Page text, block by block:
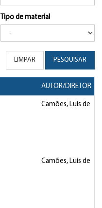
Tipo de material
LIMPAR PESQUISAR
AUTOR/DIRETOR
Camões, Luís de
Camões, Luís de